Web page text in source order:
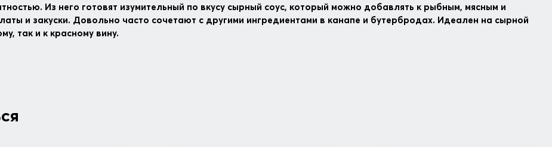
Из него готовят изумительный по вкусу сырный соус, который можно добавлять к рыбным, мясным и
и закуски. Довольно часто сочетают с другими ингредиентами в канапе и бутербродах. Идеален на сырной
так и к красному вину.